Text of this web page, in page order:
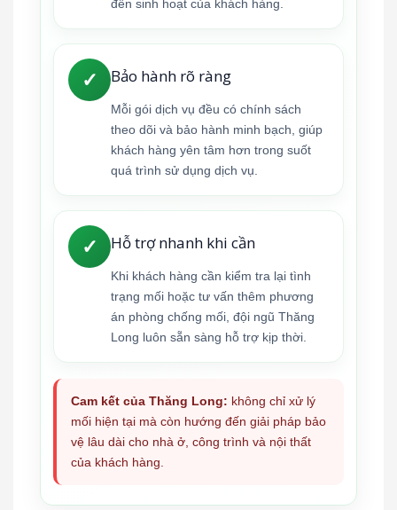
đến sinh hoạt của khách hàng.
✓ Bảo hành rõ ràng
Mỗi gói dịch vụ đều có chính sách
theo dõi và bảo hành minh bạch, giúp
khách hàng yên tâm hơn trong suốt
quá trình sử dụng dịch vụ.
✓ Hỗ trợ nhanh khi cần
Khi khách hàng cần kiểm tra lại tình
trạng mối hoặc tư vấn thêm phương
án phòng chống mối, đội ngũ Thăng
Long luôn sẵn sàng hỗ trợ kịp thời.
Cam kết của Thăng Long: không chỉ xử lý
mối hiện tại mà còn hướng đến giải pháp bảo
vệ lâu dài cho nhà ở, công trình và nội thất
của khách hàng.